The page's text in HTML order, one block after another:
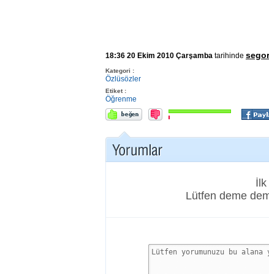
18:36 20 Ekim 2010 Çarşamba tarihinde segor
Kategori :
Özlüsözler
Etiket :
Öğrenme
İlk
Lütfen deme